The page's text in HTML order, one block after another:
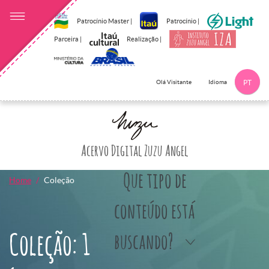
Patrocínio Master | Patrocínio |
Parceira | Realização |
Olá Visitante Idioma PT
Acervo Digital Zuzu Angel
Que tipo de
conteúdo está
buscando?
Home Coleção
Coleção: 1